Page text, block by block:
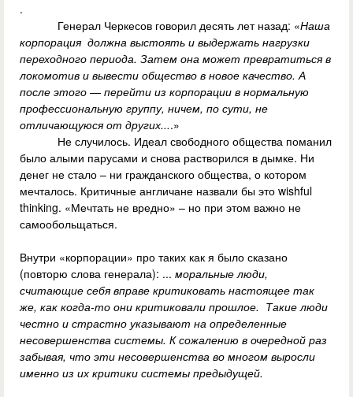
.
Генерал Черкесов говорил десять лет назад: «Наша
корпорация должна выстоять и выдержать нагрузки
переходного периода. Затем она может превратиться в
локомотив и вывести общество в новое качество. А
после этого — перейти из корпорации в нормальную
профессиональную группу, ничем, по сути, не
отличающуюся от других....»
Не случилось. Идеал свободного общества поманил
было алыми парусами и снова растворился в дымке. Ни
денег не стало – ни гражданского общества, о котором
мечталось. Критичные англичане назвали бы это wishful
thinking. «Мечтать не вредно» – но при этом важно не
самообольщаться.
Внутри «корпорации» про таких как я было сказано
(повторю слова генерала): ... моральные люди,
считающие себя вправе критиковать настоящее так
же, как когда-то они критиковали прошлое. Такие люди
честно и страстно указывают на определенные
несовершенства системы. К сожалению в очередной раз
забывая, что эти несовершенства во многом выросли
именно из их критики системы предыдущей.